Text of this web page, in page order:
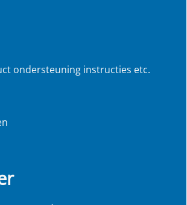
ondersteuning instructies etc.